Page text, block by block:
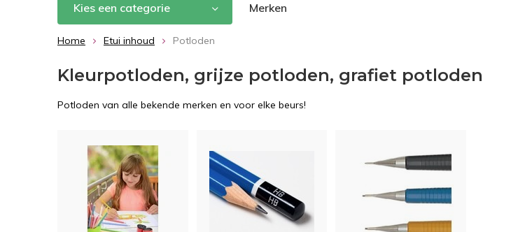
Kies een categorie Merken
Home Etui inhoud Potloden
Kleurpotloden, grijze potloden, grafiet potloden
Potloden van alle bekende merken en voor elke beurs!